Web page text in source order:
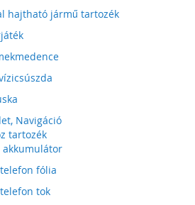
hajtható jármű tartozék
Navigáció
tartozék
akkumulátor
fólia
tok